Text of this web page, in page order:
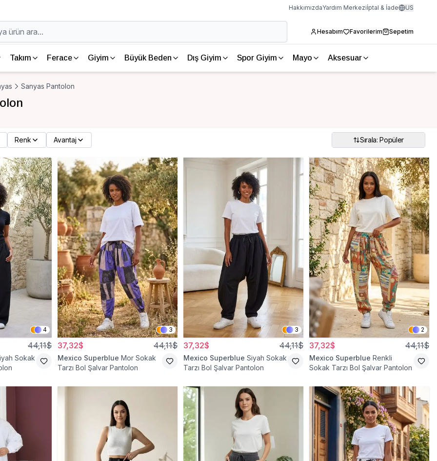
HakkımızdaYardım Merkeziİptal & İade US
Hesabım Favorilerim Sepetim
Takım Ferace Giyim Büyük Beden Dış Giyim Spor Giyim Mayo Aksesuar
Sanyas Pantolon
Renk Avantaj Sırala: Popüler
4
44,11$
Sokak
3
37,32$ 44,11$
Mexico Superblue Mor Sokak
Tarzı Bol Şalvar Pantolon
3
37,32$ 44,11$
Mexico Superblue Siyah Sokak
Tarzı Bol Şalvar Pantolon
2
37,32$ 44,11$
Mexico Superblue Renkli
Sokak Tarzı Bol Şalvar Pantolon